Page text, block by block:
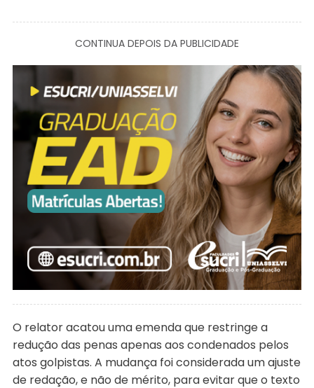
CONTINUA DEPOIS DA PUBLICIDADE
O relator acatou uma emenda que restringe a
redução das penas apenas aos condenados pelos
atos golpistas. A mudança foi considerada um ajuste
de redação, e não de mérito, para evitar que o texto